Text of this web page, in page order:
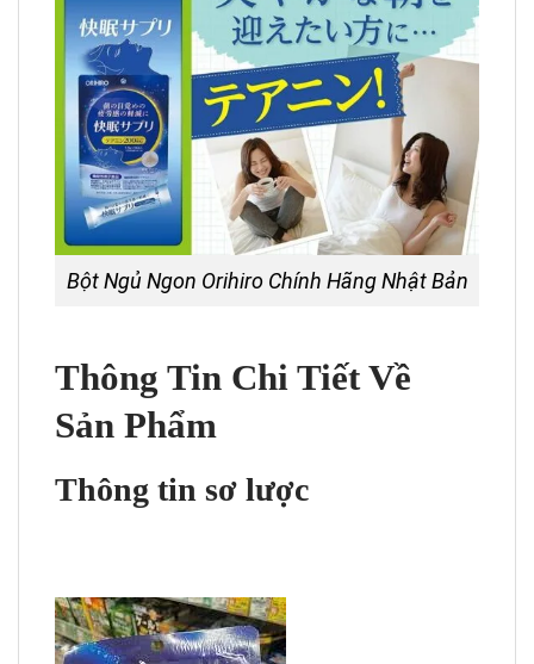
Bột Ngủ Ngon Orihiro Chính Hãng Nhật Bản
Thông Tin Chi Tiết Về
Sản Phẩm
Thông tin sơ lược